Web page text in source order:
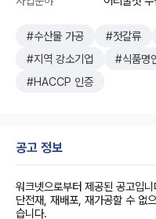
#수산물 가공 #젓갈류
#지역 강소기업
#식품명
#HACCP 인증
공고 정보
워크넷으로부터 제공된 공고입
단전재, 재배포, 재가공할 수 없
습니다.